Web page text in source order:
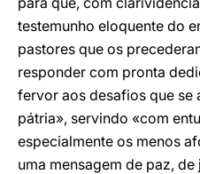
testemunho eloquente do
pastores que os
responder com pronta
fervor aos desafios que se
pátria», servindo «com
especialmente os menos
uma mensagem de paz,